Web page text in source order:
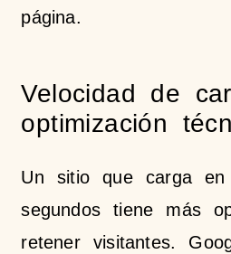
página.
Velocidad de
optimización
Un sitio que carga
segundos tiene más
retener visitantes.